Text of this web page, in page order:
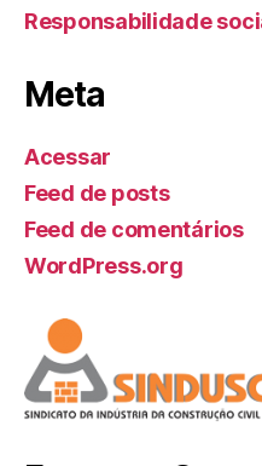
Responsabilidade
Meta
Acessar
Feed de posts
Feed de comentários
WordPress.org